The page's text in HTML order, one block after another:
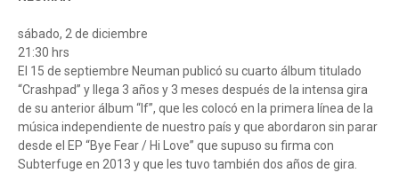
sábado, 2 de diciembre
21:30 hrs
El 15 de septiembre Neuman publicó su cuarto álbum titulado
“Crashpad” y llega 3 años y 3 meses después de la intensa gira
de su anterior álbum “If”, que les colocó en la primera línea de la
música independiente de nuestro país y que abordaron sin parar
desde el EP “Bye Fear / Hi Love” que supuso su firma con
Subterfuge en 2013 y que les tuvo también dos años de gira.